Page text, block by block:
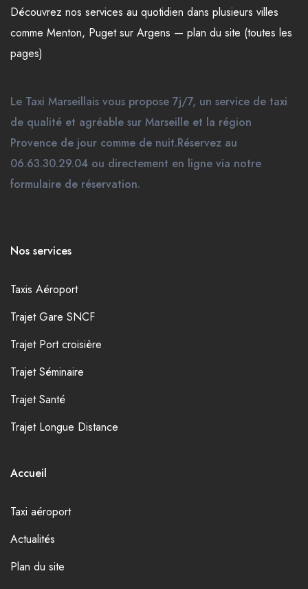
Découvrez nos services au quotidien dans plusieurs villes
comme Menton, Puget sur Argens — plan du site (toutes les
pages)
Le Taxi Marseillais vous propose 7j/7, un service de taxi
de qualité et agréable sur Marseille et la région
Provence de jour comme de nuit.Réservez au
06.63.30.29.04 ou directement en ligne via notre
formulaire de réservation.
Nos services
Taxis Aéroport
Trajet Gare SNCF
Trajet Port croisière
Trajet Séminaire
Trajet Santé
Trajet Longue Distance
Accueil
Taxi aéroport
Actualités
Plan du site